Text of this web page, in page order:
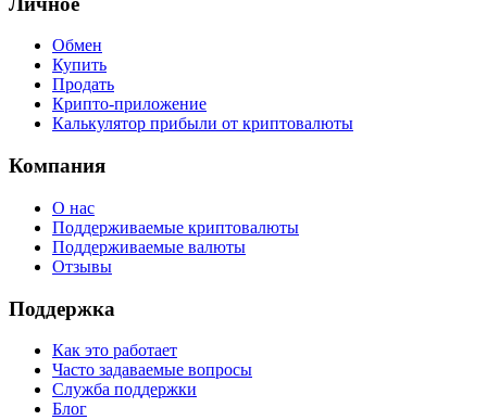
Обмен
Купить
Продать
Крипто-приложение
Калькулятор прибыли от криптовалюты
Компания
О нас
Поддерживаемые криптовалюты
Поддерживаемые валюты
Отзывы
Поддержка
Как это работает
Часто задаваемые вопросы
Служба поддержки
Блог